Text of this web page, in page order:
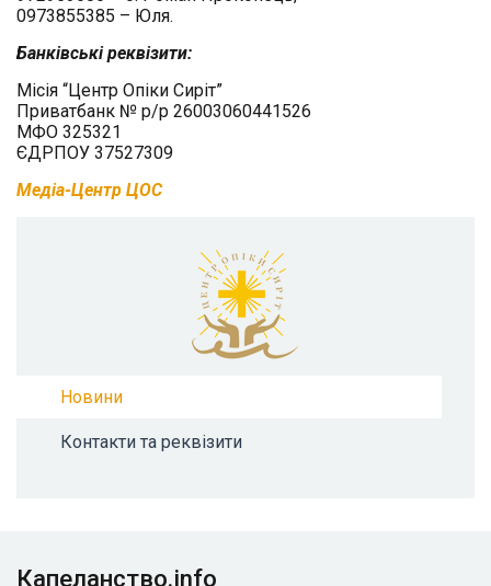
0973855385 – Юля.
Банківські реквізити:
Місія “Центр Опіки Сиріт”
Приватбанк № р/р 26003060441526
МФО 325321
ЄДРПОУ 37527309
Медіа-Центр ЦОС
Новини
Контакти та реквізити
Капеланство.info